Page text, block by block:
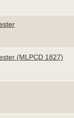
(MLPCD 1827)